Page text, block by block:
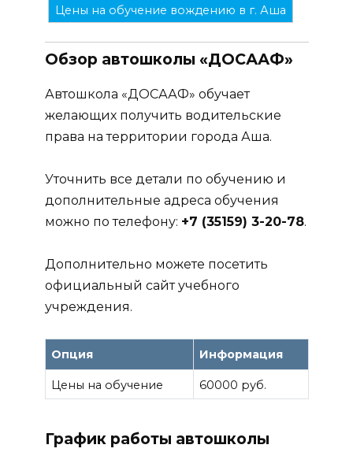
Цены на обучение вождению в г. Аша
Обзор автошколы «ДОСААФ»
Автошкола «ДОСААФ» обучает
желающих получить водительские
права на территории города Аша.
Уточнить все детали по обучению и
дополнительные адреса обучения
можно по телефону: +7 (35159) 3-20-78.
Дополнительно можете посетить
официальный сайт учебного
учреждения.
Опция Информация
Цены на обучение 60000 руб.
График работы автошколы